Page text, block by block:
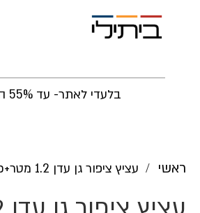
בלעדי לאתר- עד 55% הנחה
ראשי עציץ ציפור גן עדן 1.2 מטר+כד סנטוריני 60X49 +חלוקי נחל ומילוי לכד-שחור